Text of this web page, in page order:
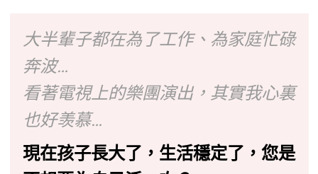
大半輩子都在為了工作、為家庭忙碌
奔波…
看著電視上的樂團演出，其實我心裏
也好羡慕…
現在孩子長大了，生活穩定了，您是